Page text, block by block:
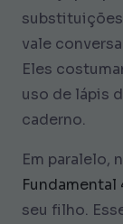
vale
Eles
uso de lápis
caderno.
Em paralelo,
Fundamental
seu filho.